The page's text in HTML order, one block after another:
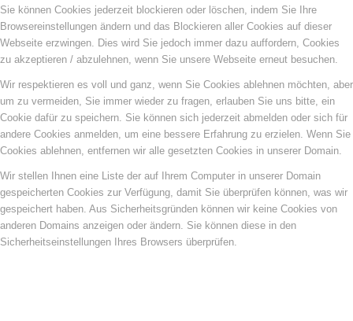
Sie können Cookies jederzeit blockieren oder löschen, indem Sie Ihre
Browsereinstellungen ändern und das Blockieren aller Cookies auf dieser
Webseite erzwingen. Dies wird Sie jedoch immer dazu auffordern, Cookies
zu akzeptieren / abzulehnen, wenn Sie unsere Webseite erneut besuchen.
Wir respektieren es voll und ganz, wenn Sie Cookies ablehnen möchten, aber
um zu vermeiden, Sie immer wieder zu fragen, erlauben Sie uns bitte, ein
Cookie dafür zu speichern. Sie können sich jederzeit abmelden oder sich für
andere Cookies anmelden, um eine bessere Erfahrung zu erzielen. Wenn Sie
Cookies ablehnen, entfernen wir alle gesetzten Cookies in unserer Domain.
Wir stellen Ihnen eine Liste der auf Ihrem Computer in unserer Domain
gespeicherten Cookies zur Verfügung, damit Sie überprüfen können, was wir
gespeichert haben. Aus Sicherheitsgründen können wir keine Cookies von
anderen Domains anzeigen oder ändern. Sie können diese in den
Sicherheitseinstellungen Ihres Browsers überprüfen.